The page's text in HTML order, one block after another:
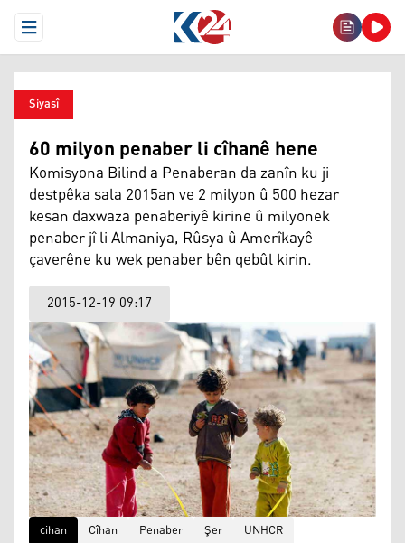
Open Menu
Siyasî
60 milyon penaber li cîhanê hene
Komisyona Bilind a Penaberan da zanîn ku ji
destpêka sala 2015an ve 2 milyon û 500 hezar
kesan daxwaza penaberiyê kirine û milyonek
penaber jî li Almaniya, Rûsya û Amerîkayê
çaverêne ku wek penaber bên qebûl kirin.
2015-12-19 09:17
cihan Cîhan Penaber Şer UNHCR